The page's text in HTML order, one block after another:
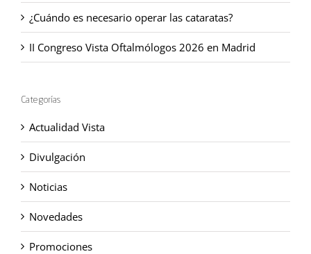
¿Cuándo es necesario operar las cataratas?
II Congreso Vista Oftalmólogos 2026 en Madrid
Categorías
Actualidad Vista
Divulgación
Noticias
Novedades
Promociones